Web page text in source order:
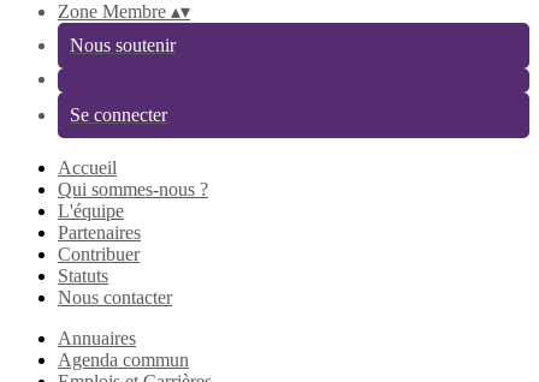
Zone Membre ▴▾
Nous soutenir
Se connecter
Accueil
Qui sommes-nous ?
L'équipe
Partenaires
Contribuer
Statuts
Nous contacter
Annuaires
Agenda commun